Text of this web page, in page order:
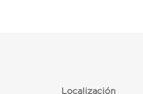
Localización